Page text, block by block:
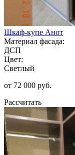
Шкаф-купе Анот
Материал фасада:
ДСП
Цвет:
Светлый
от 72 000 руб.
Рассчитать